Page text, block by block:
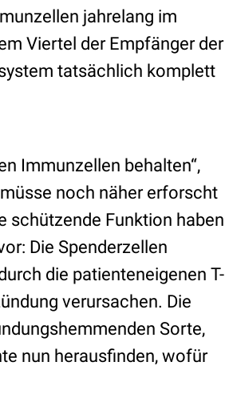
jahrelang im
Viertel der Empfänger der
tatsächlich komplett
Immunzellen behalten“,
noch näher erforscht
schützende Funktion haben
Die Spenderzellen
die patienteneigenen T-
verursachen. Die
Sorte,
nun herausfinden, wofür